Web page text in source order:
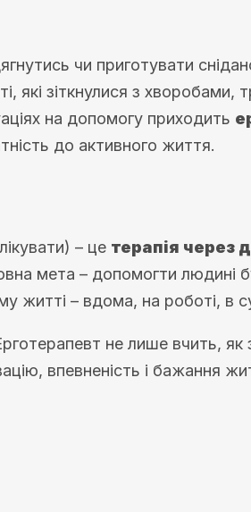
чи приготувати
які зіткнулися з хворобами,
на допомогу приходить
до активного життя.
– це терапія через
мета – допомогти людині
– вдома, на роботі, в
не лише вчить,
впевненість і бажання